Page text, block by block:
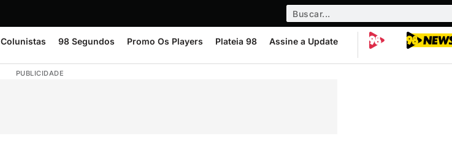
Colunistas 98 Segundos Promo Os Players Plateia 98 Assine a Update
PUBLICIDADE